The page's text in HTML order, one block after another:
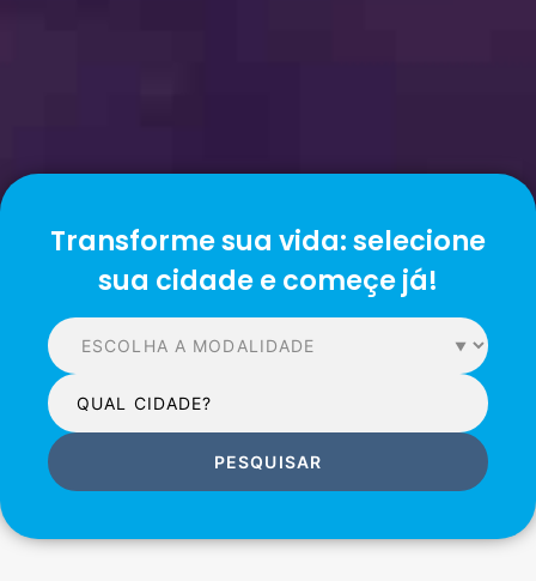
Transforme sua vida: selecione
sua cidade e começe já!
PESQUISAR